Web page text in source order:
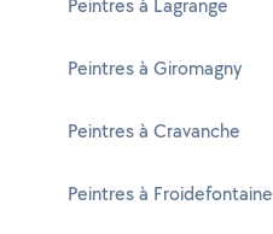
Peintres à Lagrange
Peintres à Giromagny
Peintres à Cravanche
Peintres à Froidefontaine